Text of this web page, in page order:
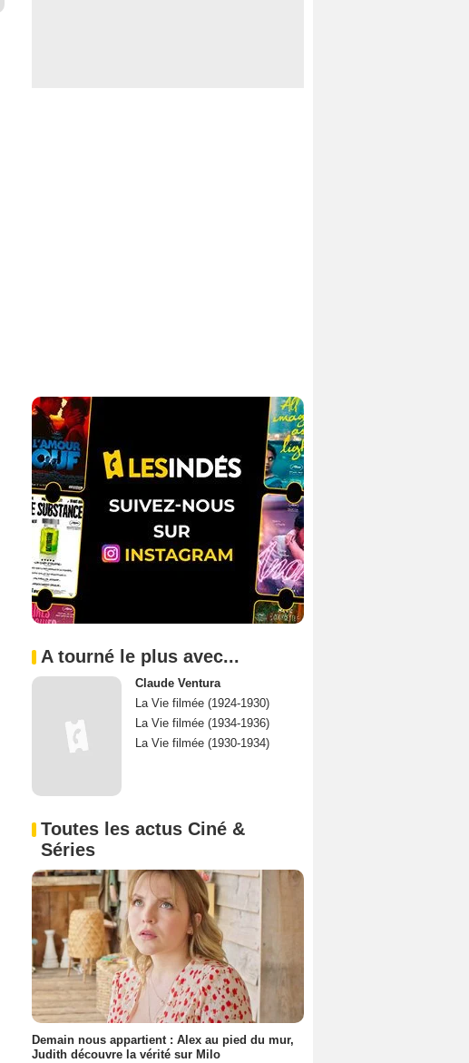
A tourné le plus avec...
Claude Ventura
La Vie filmée (1924-1930)
La Vie filmée (1934-1936)
La Vie filmée (1930-1934)
Toutes les actus Ciné &
Séries
Demain nous appartient : Alex au pied du mur,
Judith découvre la vérité sur Milo